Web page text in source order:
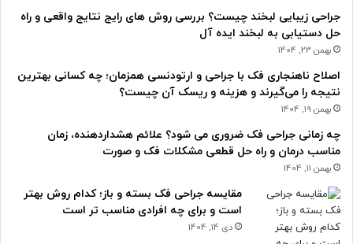
جراحی زیبایی لبخند چیست؟ بررسی روش های رایج نتایج واقعی و راه
حل دستیابی به لبخند ایده آل
بهمن 23, 1404
اصلاح ناهنجاری فک با جراحی و ارتودنسی همزمان؛ چه کسانی بهترین
نتیجه را می‌گیرند و هزینه و ریسک آن چیست؟
بهمن 19, 1404
چه زمانی جراحی فک ضروری می شود؟ علائم هشداردهنده، زمان
مناسب درمان و راه حل قطعی مشکلات فک و صورت
بهمن 11, 1404
مقایسه جراحی فک بسته و باز؛ کدام روش بهتر
است و برای چه افرادی مناسب تر است
دی 14, 1404